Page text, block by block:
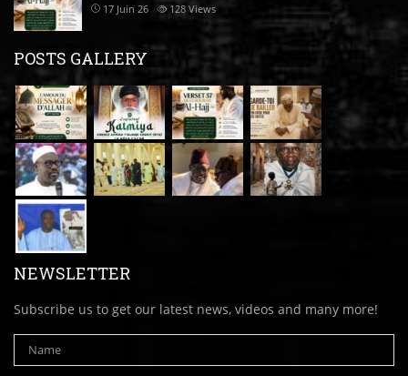
17 Juin 26 128 Views
POSTS GALLERY
NEWSLETTER
Subscribe us to get our latest news, videos and many more!